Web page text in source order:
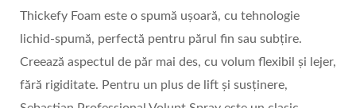
Thickefy Foam este o spumă ușoară, cu tehnologie
lichid-spumă, perfectă pentru părul fin sau subțire.
Creează aspectul de păr mai des, cu volum flexibil și lejer,
fără rigiditate. Pentru un plus de lift și susținere,